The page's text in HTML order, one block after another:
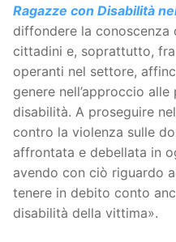
Ragazze con Disabilità
diffondere la
cittadini e, soprattutto,
operanti nel settore,
genere nell’approccio
disabilità. A proseguire
contro la violenza sulle
affrontata e debellata in
avendo con ciò riguardo
tenere in debito conto
disabilità della vittima».